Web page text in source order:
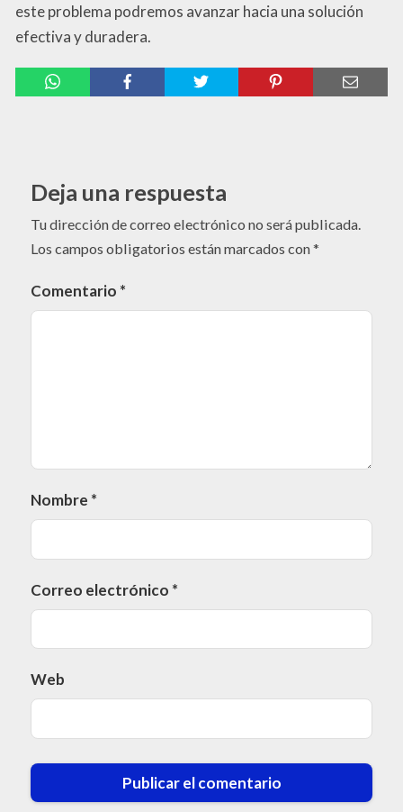
este problema podremos avanzar hacia una solución
efectiva y duradera.
Deja una respuesta
Tu dirección de correo electrónico no será publicada.
Los campos obligatorios están marcados con*
Comentario *
Nombre *
Correo electrónico *
Web